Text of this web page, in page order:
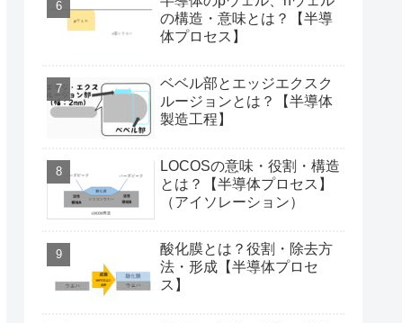
の構造・意味とは？【半導
体プロセス】
ベベル部とエッジエクスク
ルージョンとは？【半導体
製造工程】
LOCOSの意味・役割・構造
とは？【半導体プロセス】
（アイソレーション）
酸化膜とは？役割・除去方
法・形成【半導体プロセ
ス】